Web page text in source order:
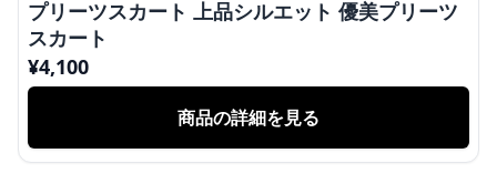
プリーツスカート 上品シルエット 優美プリーツ
スカート
¥4,100
商品の詳細を見る